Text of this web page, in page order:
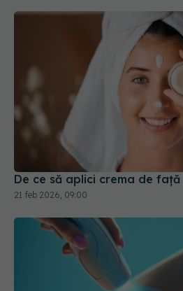
De ce să aplici crema de
21 feb 2026, 09:00